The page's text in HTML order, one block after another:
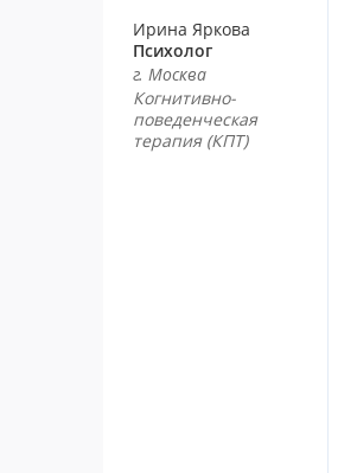
Ирина Яркова
Психолог
г. Москва
Когнитивно-
поведенческая
терапия (КПТ)